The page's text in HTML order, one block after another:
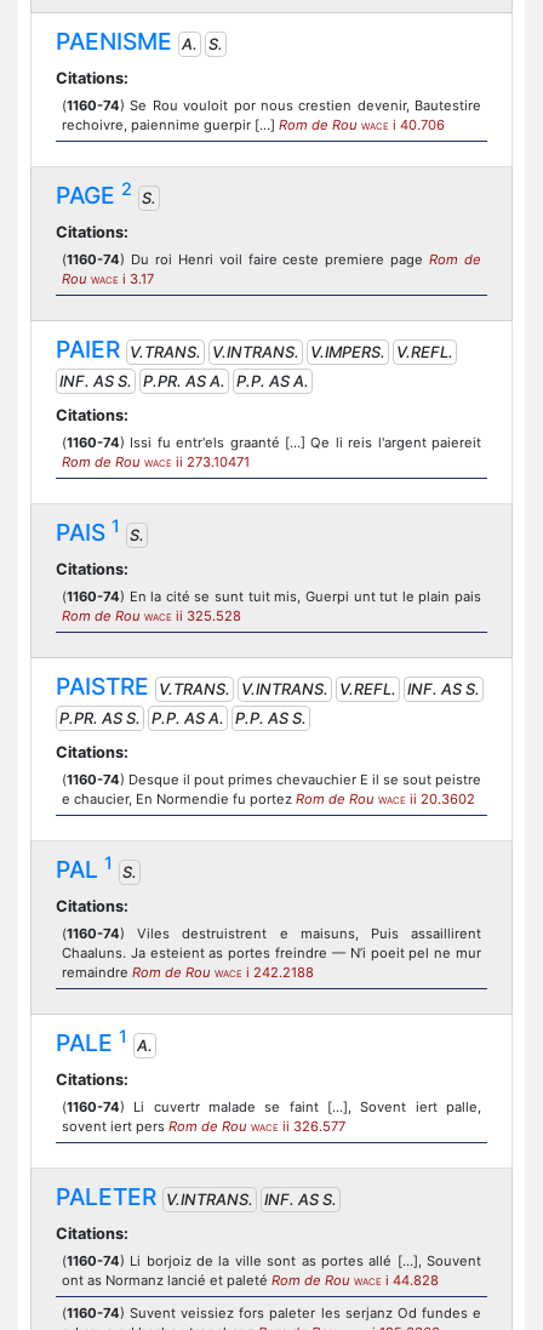
PAENISME A.
S.
Citations:
(1160-74) Se Rou vouloit por nous crestien devenir, Bautestire
rechoivre, paiennime guerpir [...] Rom de Rou WACE i 40.706
PAGE 2 S.
Citations:
(1160-74) Du roi Henri voil faire ceste premiere pageRom de
Rou WACE i 3.17
PAIER V.TRANS. V.INTRANS. V.IMPERS.
V.REFL.
INF. AS S.
P.PR. AS A.
P.P. AS A.
Citations:
(1160-74) Issi fu entr'els graanté [...] Qe li reis l'argent paiereit
Rom de Rou WACE ii 273.10471
PAIS 1
S.
Citations:
(1160-74) En la cité se sunt tuit mis, Guerpi unt tut le plain pais
Rom de Rou WACE ii 325.528
PAISTRE V.TRANS. V.INTRANS. V.REFL.
INF. AS S.
P.PR. AS S.
P.P. AS A.
P.P. AS S.
Citations:
(1160-74) Desque il pout primes chevauchier E il se sout peistre
e chaucier, En Normendie fu portez Rom de Rou WACE ii 20.3602
PAL 1
S.
Citations:
(1160-74) Viles destruistrent e maisuns, Puis assaillirent
Chaaluns. Ja esteient as portes freindre — N’i poeit pel ne mur
remaindre Rom de Rou WACE i 242.2188
PALE 1
A.
Citations:
(1160-74) Li cuvertr malade se faint [...], Sovent iert palle,
sovent iert pers Rom de Rou WACE ii 326.577
PALETER V.INTRANS.
INF. AS S.
Citations:
(1160-74) Li borjoiz de la ville sont as portes allé [...], Souvent
ont as Normanz lancié et paleté Rom de Rou WACE i 44.828
(1160-74) Suvent veissiez fors paleter les serjanz Od fundes e